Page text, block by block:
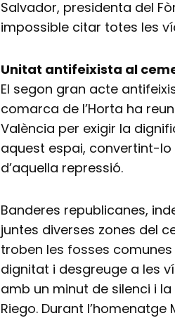
Salvador, presidenta del
impossible citar totes les
Unitat antifeixista al
El segon gran acte
comarca de l’Horta ha
València per exigir la
aquest espai, convertint-
d’aquella repressió.
Banderes republicanes,
juntes diverses zones del
troben les fosses
dignitat i desgreuge a les
amb un minut de silenci i
Riego. Durant